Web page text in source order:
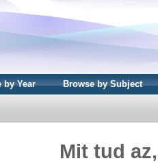
by Year Browse by Subject
Mit tud